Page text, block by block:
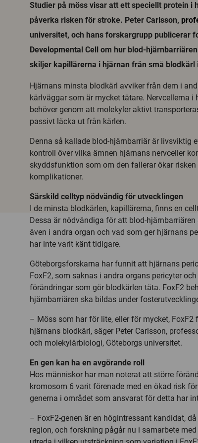
Studier på möss visar att ett speciellt protein i
påverka risken för stroke. Peter Carlsson,
universitet, och hans forskargrupp publicerar
Developmental Cell om hur blod-
skiljer kapillärerna i hjärnan från små blodkärl
Hjärnans minsta blodkärl avviker från dem i
kärlväggar som är mycket tätare. Nervcellerna i
behöver genom att molekyler aktivt
passivt läcka ut från kärlen.
Denna så kallade blod-hjärnbarriär är livsviktig
kontroll över vilka ämnen hjärnans nervceller
skyddsfunktion som om den fallerar ökar
komplikationer.
Särskild celltyp nödvändig för utvecklingen
I de minsta blodkärlen, kapillärerna, finns en
Dessa är nödvändiga för att blod-
även i andra organ och vad som ger hjärnans
har inte varit känt tidigare.
Göteborgsforskarna har funnit att hjärnans
FoxF2, som saknas i andra organs pericyter
förändringar som gör blodkärlen täta. FoxF2
hjärnbarriären ska bildas under
– Möss som har för lite, eller för mycket, FoxF2
hjärnans blodkärl, säger Peter Carlsson,
och molekylärbiologi, Göteborgs universitet.
En gen kan ha en avgörande roll
Hos människor har man noterat att större
kromosom 6 varit förenade med en ökad risk
generna i området som ansvarat för detta har
– FoxF2-genen är en högintressant kandidat,
region, och forskning pågår nu i samarbete